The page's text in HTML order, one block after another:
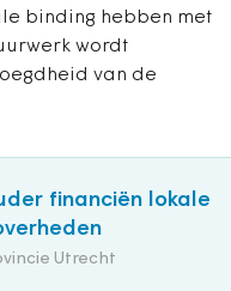
binding hebben met
wordt
van de
financiën lokale
Utrecht